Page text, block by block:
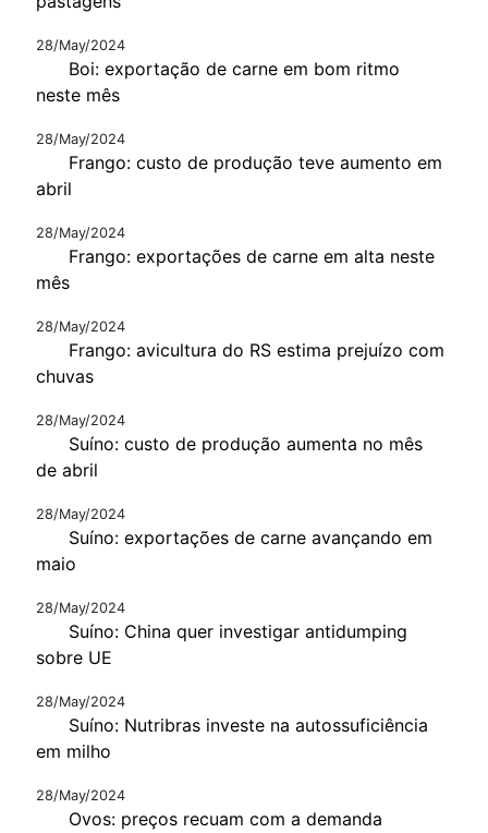
28/May/2024
Boi: exportação de carne em bom ritmo
neste mês
28/May/2024
Frango: custo de produção teve aumento em
abril
28/May/2024
Frango: exportações de carne em alta neste
mês
28/May/2024
Frango: avicultura do RS estima prejuízo com
chuvas
28/May/2024
Suíno: custo de produção aumenta no mês
de abril
28/May/2024
Suíno: exportações de carne avançando em
maio
28/May/2024
Suíno: China quer investigar antidumping
sobre UE
28/May/2024
Suíno: Nutribras investe na autossuficiência
em milho
28/May/2024
Ovos: preços recuam com a demanda